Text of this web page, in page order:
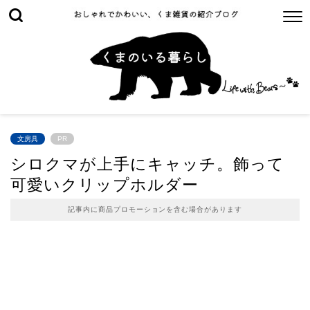
文房具 PR
シロクマが上手にキャッチ。飾って
可愛いクリップホルダー
記事内に商品プロモーションを含む場合があります